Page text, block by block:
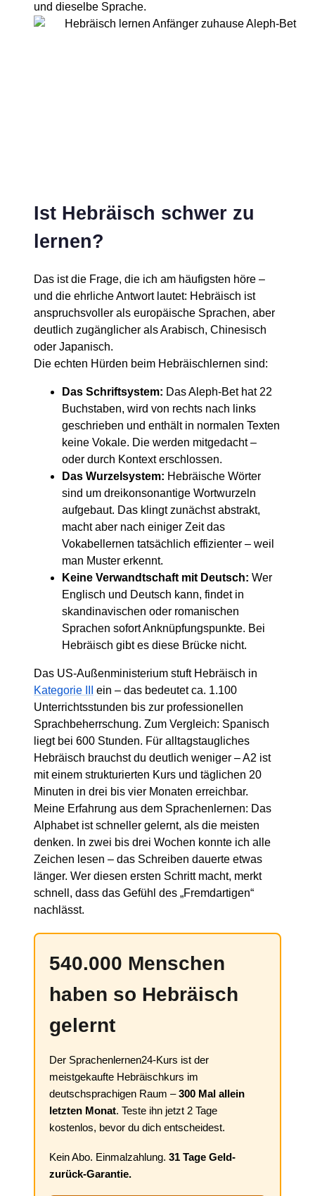
und dieselbe Sprache.
Ist Hebräisch schwer zu
lernen?
Das ist die Frage, die ich am häufigsten höre –
und die ehrliche Antwort lautet: Hebräisch ist
anspruchsvoller als europäische Sprachen, aber
deutlich zugänglicher als Arabisch, Chinesisch
oder Japanisch.
Die echten Hürden beim Hebräischlernen sind:
Das Schriftsystem: Das Aleph-Bet hat 22
Buchstaben, wird von rechts nach links
geschrieben und enthält in normalen Texten
keine Vokale. Die werden mitgedacht –
oder durch Kontext erschlossen.
Das Wurzelsystem: Hebräische Wörter
sind um dreikonsonantige Wortwurzeln
aufgebaut. Das klingt zunächst abstrakt,
macht aber nach einiger Zeit das
Vokabellernen tatsächlich effizienter – weil
man Muster erkennt.
Keine Verwandtschaft mit Deutsch: Wer
Englisch und Deutsch kann, findet in
skandinavischen oder romanischen
Sprachen sofort Anknüpfungspunkte. Bei
Hebräisch gibt es diese Brücke nicht.
Das US-Außenministerium stuft Hebräisch in
Kategorie III
ein – das bedeutet ca. 1.100
Unterrichtsstunden bis zur professionellen
Sprachbeherrschung. Zum Vergleich: Spanisch
liegt bei 600 Stunden. Für alltagstaugliches
Hebräisch brauchst du deutlich weniger – A2 ist
mit einem strukturierten Kurs und täglichen 20
Minuten in drei bis vier Monaten erreichbar.
Meine Erfahrung aus dem Sprachenlernen: Das
Alphabet ist schneller gelernt, als die meisten
denken. In zwei bis drei Wochen konnte ich alle
Zeichen lesen – das Schreiben dauerte etwas
länger. Wer diesen ersten Schritt macht, merkt
schnell, dass das Gefühl des „Fremdartigen“
nachlässt.
540.000 Menschen
haben so Hebräisch
gelernt
Der Sprachenlernen24-Kurs ist der
meistgekaufte Hebräischkurs im
deutschsprachigen Raum –300 Mal allein
letzten Monat. Teste ihn jetzt 2 Tage
kostenlos, bevor du dich entscheidest.
Kein Abo. Einmalzahlung. 31 Tage Geld-
zurück-Garantie.